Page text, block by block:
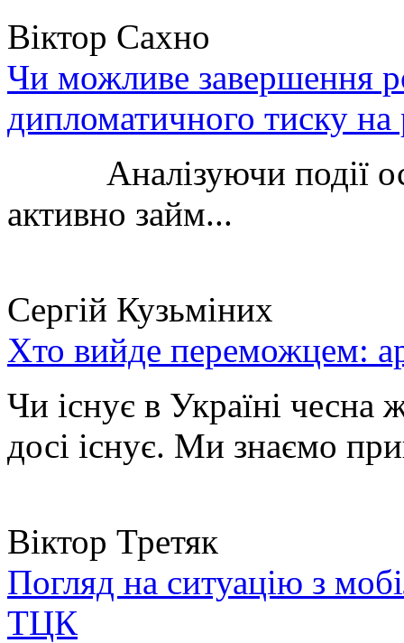
Віктор Сахно
Чи можливе завершення
дипломатичного тиску
Аналізуючи події
активно займ...
Сергій Кузьміних
Хто вийде переможцем:
Чи існує в Україні чесна
досі існує. Ми знаємо
Віктор Третяк
Погляд на ситуацію з
ТЦК